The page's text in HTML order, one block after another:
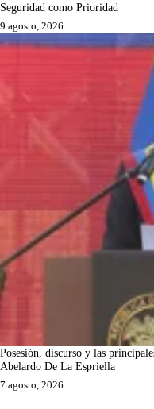
Seguridad como Prioridad
9 agosto, 2026
Posesión, discurso y las
Abelardo De La Espriella
7 agosto, 2026